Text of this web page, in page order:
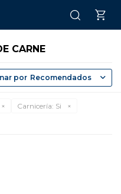
CARNE
Recomendados
Carnicería: Si